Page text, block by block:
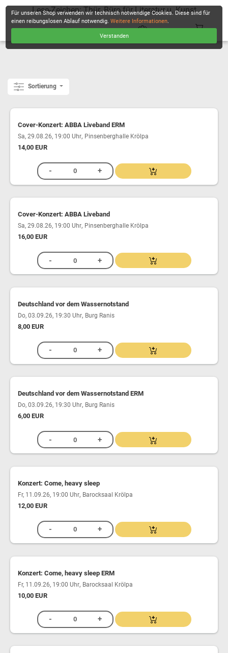
Lese-Zeichen: Thür. Büro für Literatur u. Kunst
Sortierung
Cover-Konzert: ABBA Liveband ERM
Sa, 29.08.26, 19:00 Uhr, Pinsenberghalle Krölpa
14,00 EUR
Cover-Konzert: ABBA Liveband
Sa, 29.08.26, 19:00 Uhr, Pinsenberghalle Krölpa
16,00 EUR
Deutschland vor dem Wassernotstand
Do, 03.09.26, 19:30 Uhr, Burg Ranis
8,00 EUR
Deutschland vor dem Wassernotstand ERM
Do, 03.09.26, 19:30 Uhr, Burg Ranis
6,00 EUR
Konzert: Come, heavy sleep
Fr, 11.09.26, 19:00 Uhr, Barocksaal Krölpa
12,00 EUR
Konzert: Come, heavy sleep ERM
Fr, 11.09.26, 19:00 Uhr, Barocksaal Krölpa
10,00 EUR
Für unseren Shop verwenden wir technisch notwendige Cookies. Diese sind für
einen reibungslosen Ablauf notwendig.Weitere Informationen.
Verstanden